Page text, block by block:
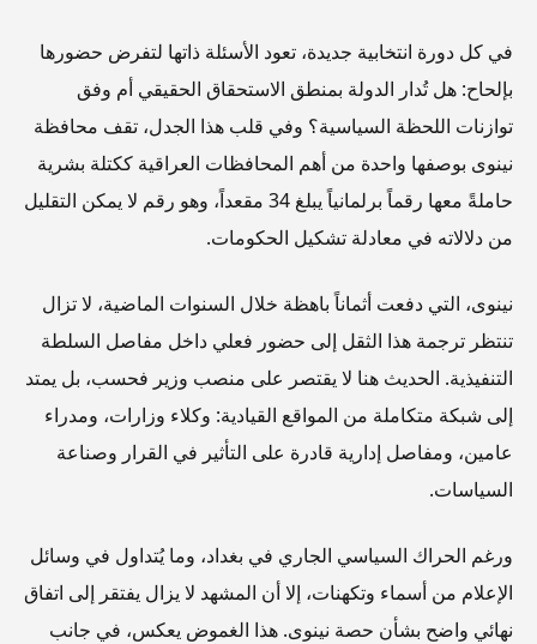
في كل دورة انتخابية جديدة، تعود الأسئلة ذاتها لتفرض حضورها
بإلحاح: هل تُدار الدولة بمنطق الاستحقاق الحقيقي أم وفق
توازنات اللحظة السياسية؟ وفي قلب هذا الجدل، تقف محافظة
نينوى بوصفها واحدة من أهم المحافظات العراقية ككتلة بشرية
حاملةً معها رقماً برلمانياً يبلغ 34 مقعداً، وهو رقم لا يمكن التقليل
من دلالاته في معادلة تشكيل الحكومات.
نينوى، التي دفعت أثماناً باهظة خلال السنوات الماضية، لا تزال
تنتظر ترجمة هذا الثقل إلى حضور فعلي داخل مفاصل السلطة
التنفيذية. الحديث هنا لا يقتصر على منصب وزير فحسب، بل يمتد
إلى شبكة متكاملة من المواقع القيادية: وكلاء وزارات، ومدراء
عامين، ومفاصل إدارية قادرة على التأثير في القرار وصناعة
السياسات.
ورغم الحراك السياسي الجاري في بغداد، وما يُتداول في وسائل
الإعلام من أسماء وتكهنات، إلا أن المشهد لا يزال يفتقر إلى اتفاق
نهائي واضح بشأن حصة نينوى. هذا الغموض يعكس، في جانب